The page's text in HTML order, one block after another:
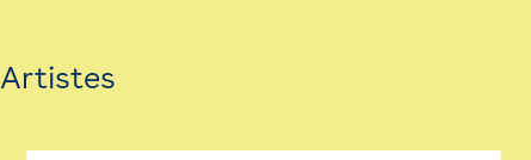
1, av. du Chateau d'eau - 31300 Toulouse
Artistes